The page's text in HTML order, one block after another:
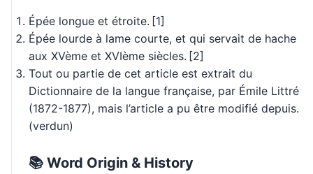
Épée longue et étroite. [1]
Épée lourde à lame courte, et qui servait de hache
aux XVème et XVIème siècles. [2]
Tout ou partie de cet article est extrait du
Dictionnaire de la langue française, par Émile Littré
(1872-1877), mais l’article a pu être modifié depuis.
(verdun)
📚 Word Origin & History